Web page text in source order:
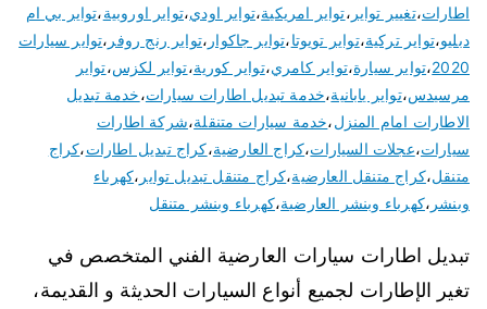
اطارات،تغيير تواير ،تواير امريكية،تواير اودي،تواير اوروبية،تواير بي ام
دبليو،تواير تركية،تواير تويوتا،تواير جاكوار ،تواير رنج روفر ،تواير سيارات
2020،تواير سيارة،تواير كامري،تواير كورية،تواير لكزس،تواير
مرسيدس،تواير يابانية،خدمة تبديل اطارات سيارات،خدمة تبديل
الاطارات امام المنزل،خدمة سيارات متنقلة،شركة اطارات
سيارات،عجلات السيارات،كراج العارضية،كراج تبديل اطارات،كراج
متنقل،كراج متنقل العارضية،كراج متنقل تبديل تواير ،كهرباء
وبنشر ،كهرباء وبنشر العارضية،كهرباء وبنشر متنقل
تبديل اطارات سيارات العارضية الفني المتخصص في
تغير الإطارات لجميع أنواع السيارات الحديثة و القديمة،